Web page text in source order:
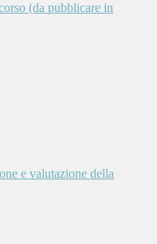
(da pubblicare in
e valutazione della